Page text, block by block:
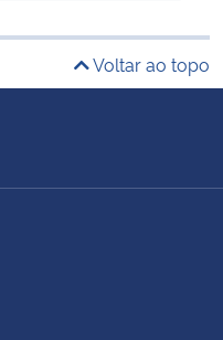
Voltar ao topo